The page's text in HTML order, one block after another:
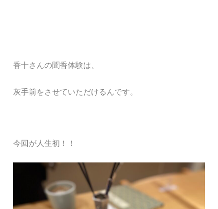
香十さんの聞香体験は、
灰手前をさせていただけるんです。
今回が人生初！！